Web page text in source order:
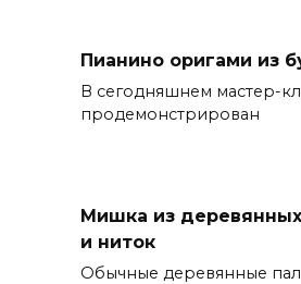
Пианино оригами из
В сегодняшнем мастер-
продемонстрирован
Мишка из
и ниток
Обычные деревянные